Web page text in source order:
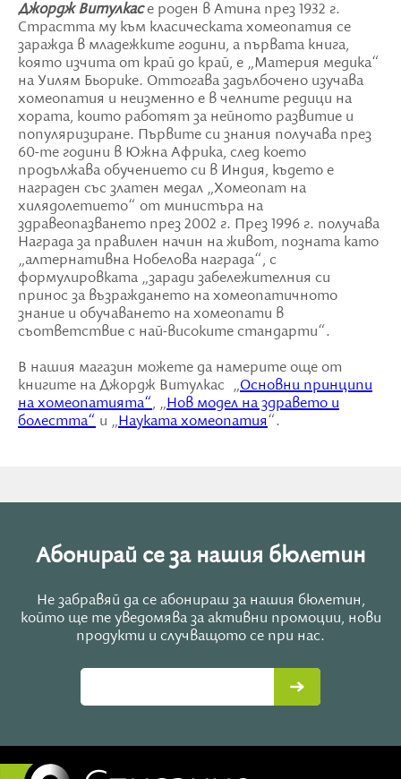
Джордж Витулкасе роден в Атина през 1932 г.
Страстта му към класическата хомеопатия се
заражда в младежките години, а първата книга,
която изчита от край до край, е „Материя медика“
на Уилям Бьорике. Оттогава задълбочено изучава
хомеопатия и неизменно е в челните редици на
хората, които работят за нейното развитие и
популяризиране. Първите си знания получава през
60-те години в Южна Африка, след което
продължава обучението си в Индия, където е
награден със златен медал „Хомеопат на
хилядолетието“ от министъра на
здравеопазването през 2002 г. През 1996 г. получава
Награда за правилен начин на живот, позната като
„алтернативна Нобелова награда“, с
формулировката „заради забележителния си
принос за възраждането на хомеопатичното
знание и обучаването на хомеопати в
съответствие с най-високите стандарти“.
В нашия магазин можете да намерите още от
книгите на Джордж Витулкас „Основни принципи
на хомеопатията“, „Нов модел на здравето и
болестта“ и „Науката хомеопатия“.
Абонирай се за нашия бюлетин
Не забравяй да се абонираш за нашия бюлетин,
който ще те уведомява за активни промоции, нови
продукти и случващото се при нас.